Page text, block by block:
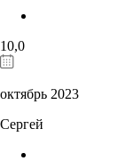
10,0
октябрь 2023
Сергей